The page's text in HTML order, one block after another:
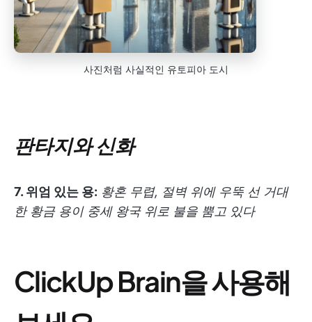
사진처럼 사실적인 유토피아 도시
판타지와 신화
7. 위엄 있는 용: 황혼 무렵, 절벽 위에 우뚝 선 거대
한 황금 용이 중세 왕국 위로 불을 뿜고 있다
ClickUp Brain을 사용해